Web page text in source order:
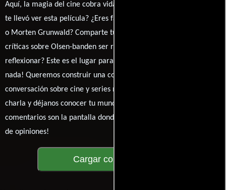
Aquí, la magia del cine cobra vida a través de tus opiniones. ¿Qué
te llevó ver esta película? ¿Eres fan de Erik Balling, Ove Sprogøe
o Morten Grunwald? Comparte tus pensamientos, emociones y
críticas sobre Olsen-banden ser rødt. ¿Te hizo reír, llorar o
reflexionar? Este es el lugar para expresarlo. ¡No te guardes
nada! Queremos construir una comunidad apasionada donde la
conversación sobre cine y series nunca se detenga. Únete a la
charla y déjanos conocer tu mundo cinematográfico. ¡Los
comentarios son la pantalla donde se proyecta nuestra diversidad
de opiniones!
Cargar comentarios